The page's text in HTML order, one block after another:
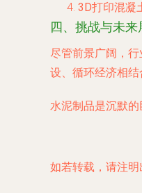
3D打印混凝
四、挑战与未来
尽管前景广阔，
设、循环经济相结
水泥制品是沉默
如若转载，请注